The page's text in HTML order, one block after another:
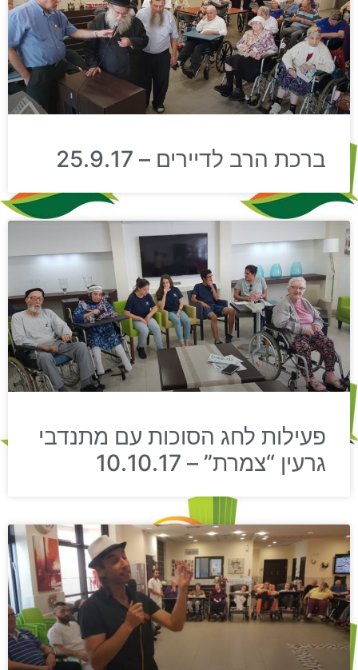
ברכת הרב לדיירים – 25.9.17
פעילות לחג הסוכות עם מתנדבי
גרעין “צמרת” – 10.10.17